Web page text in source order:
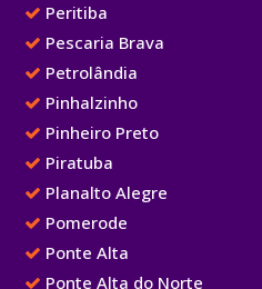
Peritiba
Pescaria Brava
Petrolândia
Pinhalzinho
Pinheiro Preto
Piratuba
Planalto Alegre
Pomerode
Ponte Alta
Ponte Alta do Norte